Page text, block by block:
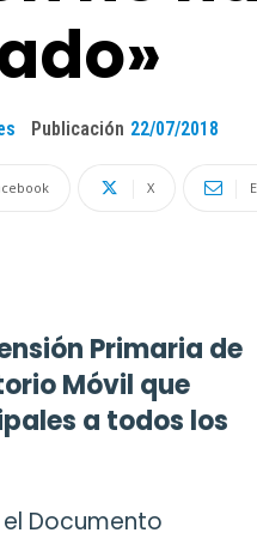
Publicación 22/07/2018
X
Primaria de
Móvil que
a todos los
Documento